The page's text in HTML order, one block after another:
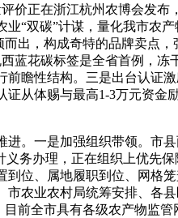
价正在浙江杭州农博会发
“双碳”计谋，量化我市农
出，构成奇特的品牌卖点
蓝花碳标签是全省首例，
瞻性结构。三是出台认证
从体赐与最高1-3万元资金
一是加强组织带领。市
务办理，正在组织上优先
位、属地履职到位、网格
农业农村局统筹安排、各
前全市具有各级农产物监